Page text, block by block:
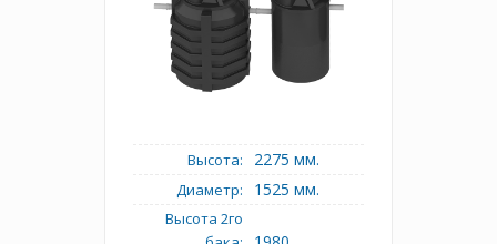
Высота: 2275 мм.
Диаметр: 1525 мм.
Высота 2го